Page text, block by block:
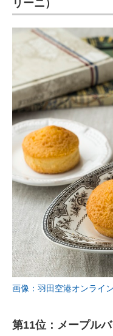
リーニ）
画像：羽田空港オンライ
第11位：メープル